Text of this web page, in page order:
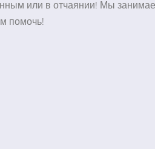
или в отчаянии! Мы
помочь!